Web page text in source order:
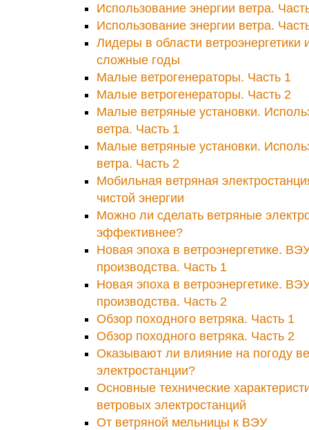
Использование энергии ветра.
Использование энергии ветра.
Лидеры в области ветроэнергетики
сложные годы
Малые ветрогенераторы. Часть 1
Малые ветрогенераторы. Часть 2
Малые ветряные установки.
ветра. Часть 1
Малые ветряные установки.
ветра. Часть 2
Мобильная ветряная
чистой энергии
Можно ли сделать ветряные
эффективнее?
Новая эпоха в ветроэнергетике.
производства. Часть 1
Новая эпоха в ветроэнергетике.
производства. Часть 2
Обзор походного ветряка. Часть 1
Обзор походного ветряка. Часть 2
Оказывают ли влияние на погоду
электростанции?
Основные технические
ветровых электростанций
От ветряной мельницы к ВЭУ